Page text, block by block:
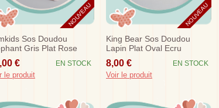
NOUVEAU
Sos Doudou
Gris Plat Rose
& Kiddy
€ EN STOCK
le produit
NOUVEAU
King Bear Sos Doudou
Lapin Plat Oval Ecru
Orange Abc
8,00 € EN STOCK
Voir le produit